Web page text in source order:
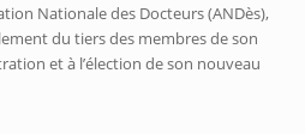
Nationale des Docteurs (ANDès),
du tiers des membres de son
et à l’élection de son nouveau